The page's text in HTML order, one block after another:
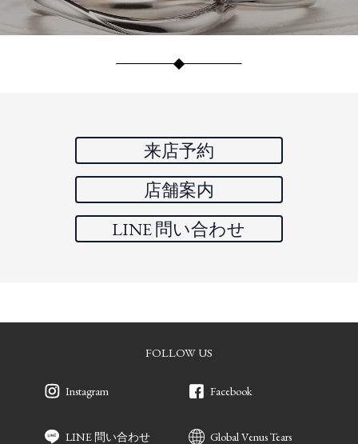
来店予約
店舗案内
LINE 問い合わせ
FOLLOW US
Instagram
LINE 問い合わせ
Facebook
Global Venus Tears